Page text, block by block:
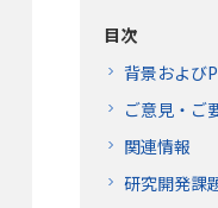
目次
背景および
ご意見・ご
関連情報
研究開発課